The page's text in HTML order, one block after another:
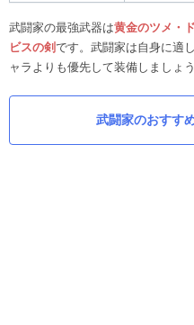
武闘家の最強武器は黄金のツメ・
ビスの剣です。武闘家は自身に適
ャラよりも優先して装備しましょう
武闘家のおすす